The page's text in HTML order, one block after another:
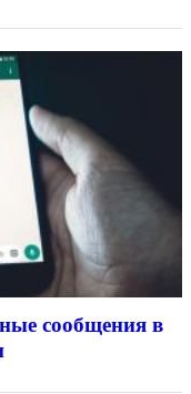
сообщения в